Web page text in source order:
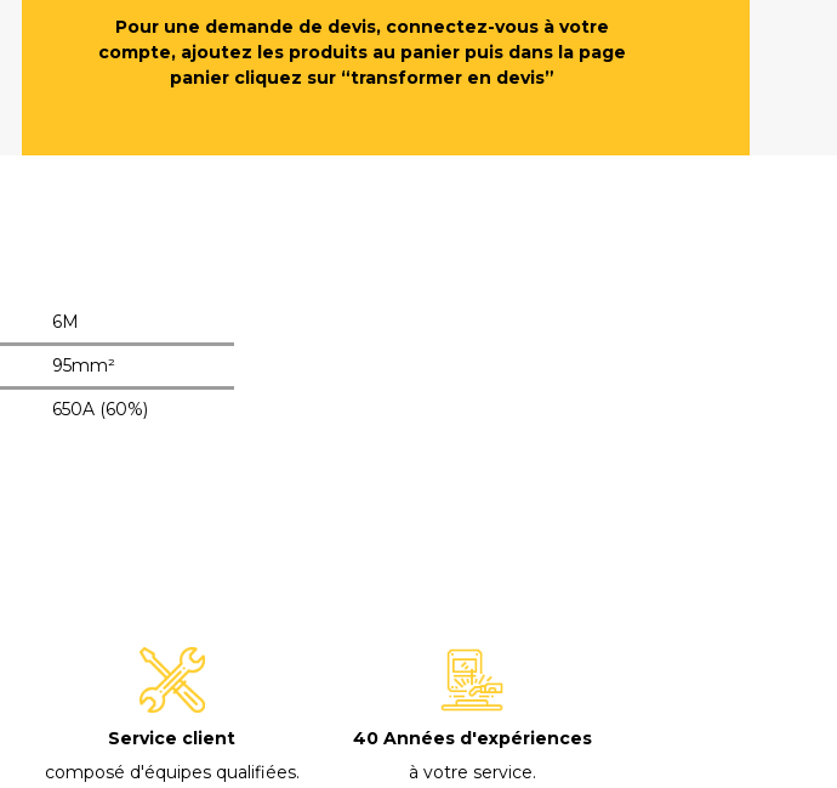
Pour une demande de devis, connectez-vous à votre
compte, ajoutez les produits au panier puis dans la page
panier cliquez sur “transformer en devis”
6M
95mm²
650A (60%)
Service client
composé d'équipes qualifiées.
40 Années d'expériences
à votre service.